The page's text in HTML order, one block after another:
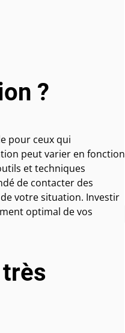
?
pour ceux qui
peut varier en fonction
et techniques
de contacter des
votre situation. Investir
optimal de vos